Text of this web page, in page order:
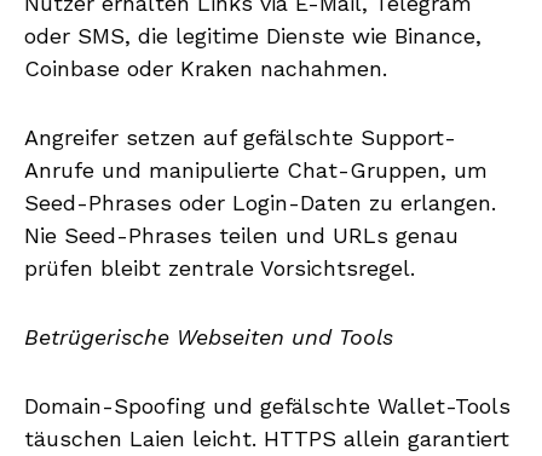
oder SMS, die legitime Dienste wie Binance,
Coinbase oder Kraken nachahmen.
Angreifer setzen auf gefälschte Support-
Anrufe und manipulierte Chat-Gruppen, um
Seed-Phrases oder Login-Daten zu erlangen.
Nie Seed-Phrases teilen und URLs genau
prüfen bleibt zentrale Vorsichtsregel.
Betrügerische Webseiten und Tools
Domain-Spoofing und gefälschte Wallet-Tools
täuschen Laien leicht. HTTPS allein garantiert